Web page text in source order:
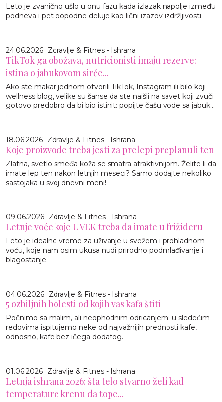
Leto je zvanično ušlo u onu fazu kada izlazak napolje između
podneva i pet popodne deluje kao lični izazov izdržljivosti.
24.06.2026 Zdravlje & Fitnes - Ishrana
TikTok ga obožava, nutricionisti imaju rezerve:
istina o jabukovom sirće...
Ako ste makar jednom otvorili TikTok, Instagram ili bilo koji
wellness blog, velike su šanse da ste naišli na savet koji zvuči
gotovo predobro da bi bio istinit: popijte čašu vode sa jabuk...
18.06.2026 Zdravlje & Fitnes - Ishrana
Koje proizvode treba jesti za prelepi preplanuli ten
Zlatna, svetlo smeđa koža se smatra atraktivnijom. Želite li da
imate lep ten nakon letnjih meseci? Samo dodajte nekoliko
sastojaka u svoj dnevni meni!
09.06.2026 Zdravlje & Fitnes - Ishrana
Letnje voće koje UVEK treba da imate u frižideru
Leto je idealno vreme za uživanje u svežem i prohladnom
voću, koje nam osim ukusa nudi prirodno podmlađivanje i
blagostanje.
04.06.2026 Zdravlje & Fitnes - Ishrana
5 ozbiljnih bolesti od kojih vas kafa štiti
Počnimo sa malim, ali neophodnim odricanjem: u sledećim
redovima ispitujemo neke od najvažnijih prednosti kafe,
odnosno, kafe bez ičega dodatog.
01.06.2026 Zdravlje & Fitnes - Ishrana
Letnja ishrana 2026: šta telo stvarno želi kad
temperature krenu da tope...